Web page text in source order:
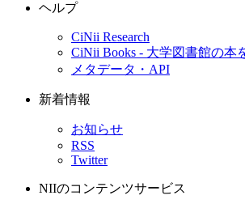
ヘルプ
CiNii Research
CiNii Books - 大学図書館の本
メタデータ・API
新着情報
お知らせ
RSS
Twitter
NIIのコンテンツサービス